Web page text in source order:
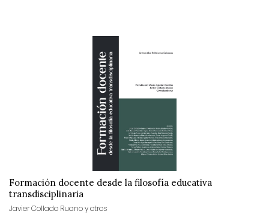
Formación docente desde la filosofía educativa
transdisciplinaria
Javier Collado Ruano y otros